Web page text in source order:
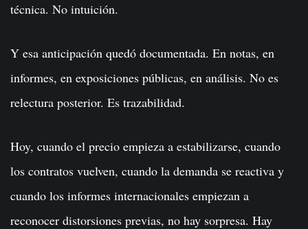
técnica. No intuición.
Y esa anticipación quedó documentada. En notas, en
informes, en exposiciones públicas, en análisis. No es
relectura posterior. Es trazabilidad.
Hoy, cuando el precio empieza a estabilizarse, cuando
los contratos vuelven, cuando la demanda se reactiva y
cuando los informes internacionales empiezan a
reconocer distorsiones previas, no hay sorpresa. Hay